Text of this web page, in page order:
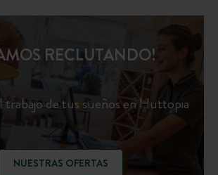
RECLUTANDO!
trabajo de tus sueños en Huttopia
NUESTRAS OFERTAS